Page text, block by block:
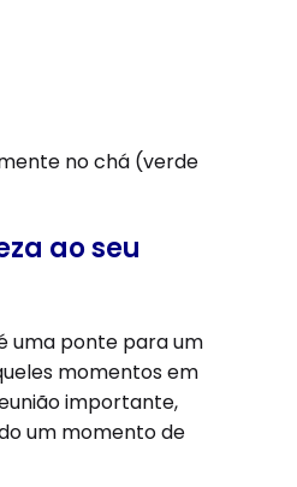
no chá (verde
ao seu
uma ponte para um
momentos em
importante,
um momento de